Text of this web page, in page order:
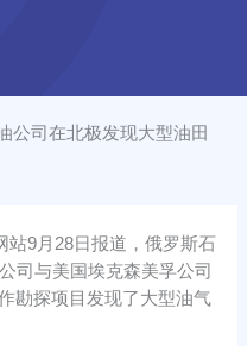
公司在北极发现大型油田
9月28日报道，俄罗斯石
司与美国埃克森美孚公司
勘探项目发现了大型油气